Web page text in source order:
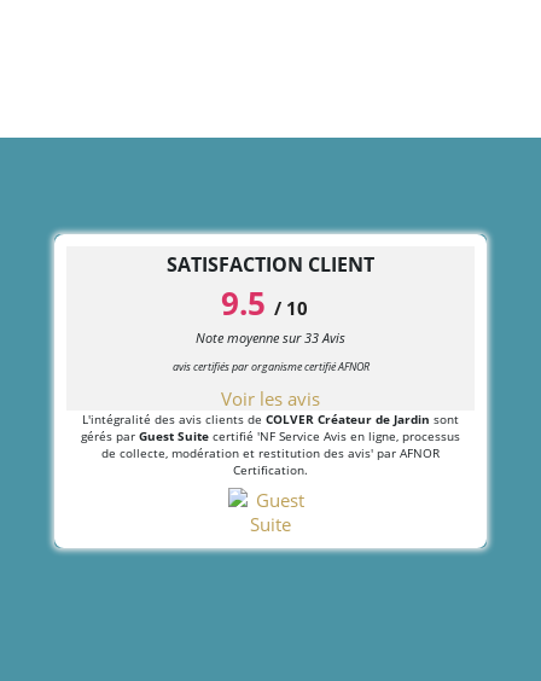
SATISFACTION CLIENT
9.5 / 10
Note moyenne sur33 Avis
avis certifiés par organisme certifié AFNOR
Voir les avis
L'intégralité des avis clients de COLVER Créateur de Jardin sont
gérés par Guest Suite certifié 'NF Service Avis en ligne, processus
de collecte, modération et restitution des avis' par AFNOR
Certification.